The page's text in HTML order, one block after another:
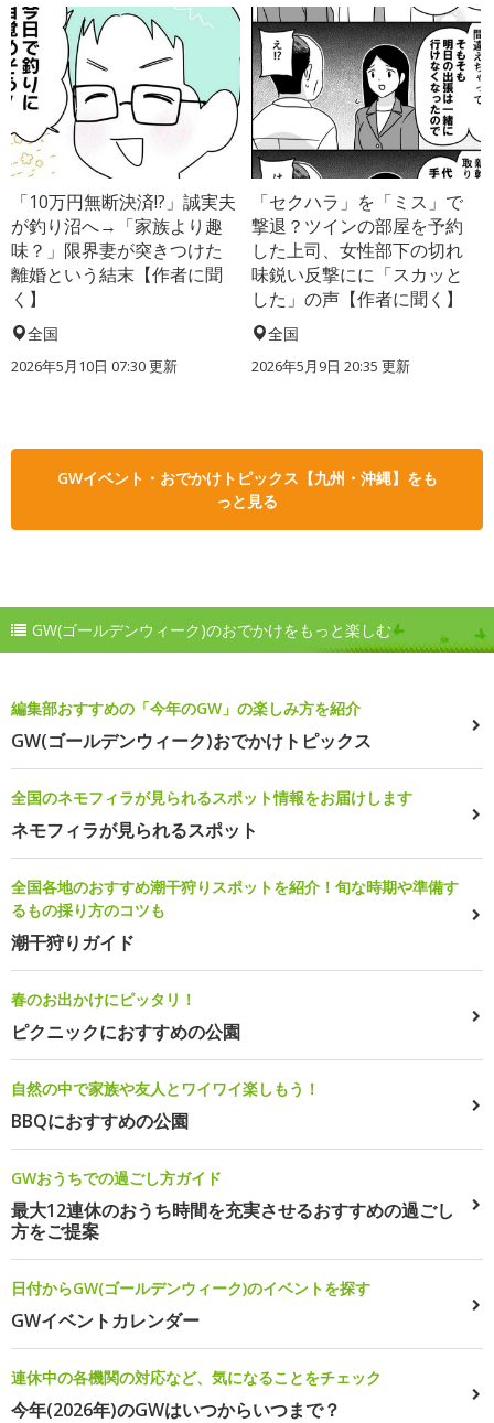
「10万円無断決済!?」誠実夫
が釣り沼へ→「家族より趣
味？」限界妻が突きつけた
離婚という結末【作者に聞
く】
全国
2026年5月10日 07:30 更新
「セクハラ」を「ミス」で
撃退？ツインの部屋を予約
した上司、女性部下の切れ
味鋭い反撃にに「スカッと
した」の声【作者に聞く】
全国
2026年5月9日 20:35 更新
GWイベント・おでかけトピックス【九州・沖縄】をも
っと見る
GW(ゴールデンウィーク)のおでかけをもっと楽しむ
編集部おすすめの「今年のGW」の楽しみ方を紹介
GW(ゴールデンウィーク)おでかけトピックス
全国のネモフィラが見られるスポット情報をお届けします
ネモフィラが見られるスポット
全国各地のおすすめ潮干狩りスポットを紹介！旬な時期や準備す
るもの採り方のコツも
潮干狩りガイド
春のお出かけにピッタリ！
ピクニックにおすすめの公園
自然の中で家族や友人とワイワイ楽しもう！
BBQにおすすめの公園
GWおうちでの過ごし方ガイド
最大12連休のおうち時間を充実させるおすすめの過ごし
方をご提案
日付からGW(ゴールデンウィーク)のイベントを探す
GWイベントカレンダー
連休中の各機関の対応など、気になることをチェック
今年(2026年)のGWはいつからいつまで？